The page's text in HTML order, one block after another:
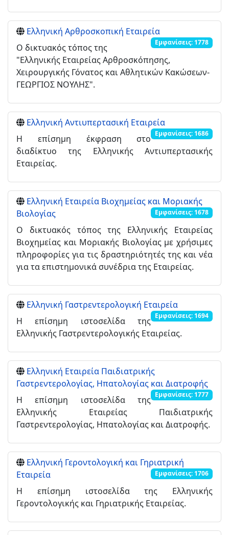
Ελληνική Αρθροσκοπική Εταιρεία
Εμφανίσεις: 1778
Ο δικτυακός τόπος της
"Ελληνικής Εταιρείας Αρθροσκόπησης,
Χειρουργικής Γόνατος και Αθλητικών Κακώσεων-
ΓΕΩΡΓΙΟΣ ΝΟΥΛΗΣ".
Ελληνική Αντιυπερτασική Εταιρεία
Εμφανίσεις: 1686
Η επίσημη έκφραση στο
διαδίκτυο της Ελληνικής Αντιυπερτασικής
Εταιρείας.
Ελληνική Εταιρεία Βιοχημείας και Μοριακής
Βιολογίας
Εμφανίσεις: 1678
Ο δικτυακός τόπος της Ελληνικής Εταιρείας
Βιοχημείας και Μοριακής Βιολογίας με χρήσιμες
πληροφορίες για τις δραστηριότητές της και νέα
για τα επιστημονικά συνέδρια της Εταιρείας.
Ελληνική Γαστρεντερολογική Εταιρεία
Εμφανίσεις: 1694
Η επίσημη ιστοσελίδα της
Ελληνικής Γαστρεντερολογικής Εταιρείας.
Ελληνική Εταιρεία Παιδιατρικής
Γαστρεντερολογίας, Ηπατολογίας και Διατροφής
Εμφανίσεις: 1777
Η επίσημη ιστοσελίδα της
Ελληνικής Εταιρείας Παιδιατρικής
Γαστρεντερολογίας, Ηπατολογίας και Διατροφής.
Ελληνική Γεροντολογική και Γηριατρική
Εταιρεία
Εμφανίσεις: 1706
Η επίσημη ιστοσελίδα της Ελληνικής
Γεροντολογικής και Γηριατρικής Εταιρείας.